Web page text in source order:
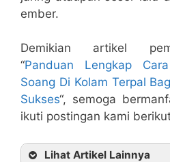
ember.
Demikian artikel
“Panduan Lengkap
Soang Di Kolam Terpal
Sukses“, semoga
ikuti postingan kami
Lihat Artikel Lainnya